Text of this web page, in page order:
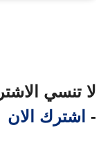
لا تنسي
- اشترك الان